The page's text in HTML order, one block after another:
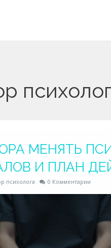
МЕНЯТЬ
И ПЛАН
психолога 0 Комментарии